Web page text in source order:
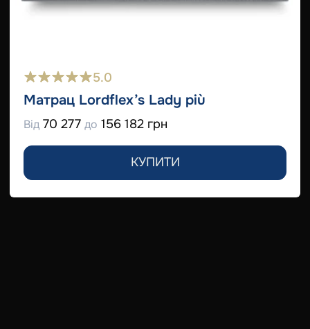
5.0
Матрац Lordflex’s Lady più
Від 70 277 до 156 182 грн
КУПИТИ